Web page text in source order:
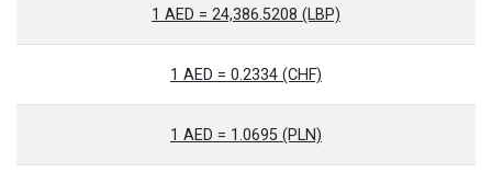
1 AED = 24,386.5208 (LBP)
1 AED = 0.2334 (CHF)
1 AED = 1.0695 (PLN)